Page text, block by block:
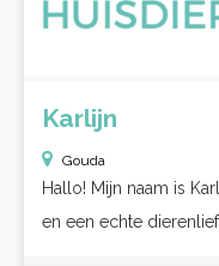
Karlijn
Gouda
Hallo! Mijn naam is
en een echte